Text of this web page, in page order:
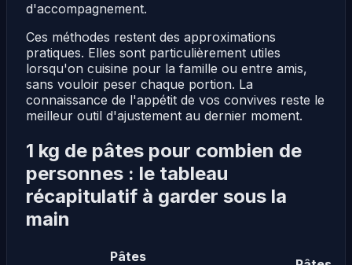
d'accompagnement.
Ces méthodes restent des approximations
pratiques. Elles sont particulièrement utiles
lorsqu'on cuisine pour la famille ou entre amis,
sans vouloir peser chaque portion. La
connaissance de l'appétit de vos convives reste le
meilleur outil d'ajustement au dernier moment.
1 kg de pâtes pour combien de
personnes : le tableau
récapitulatif à garder sous la
main
Pâtes